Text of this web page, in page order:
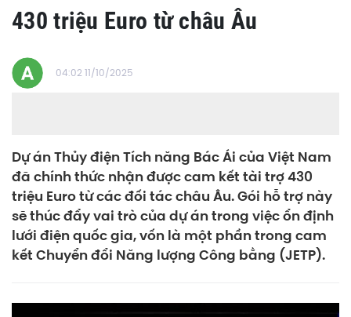
430 triệu Euro từ châu Âu
04:02 11/10/2025
Dự án Thủy điện Tích năng Bác Ái của Việt Nam
đã chính thức nhận được cam kết tài trợ 430
triệu Euro từ các đối tác châu Âu. Gói hỗ trợ này
sẽ thúc đẩy vai trò của dự án trong việc ổn định
lưới điện quốc gia, vốn là một phần trong cam
kết Chuyển đổi Năng lượng Công bằng (JETP).